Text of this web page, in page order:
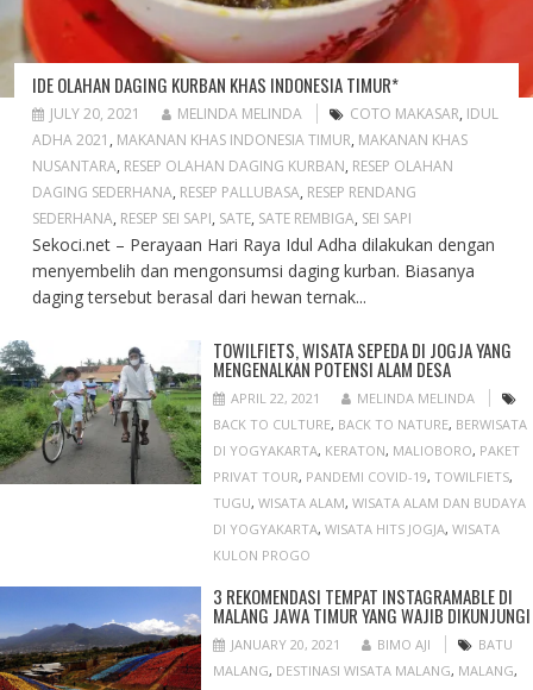
IDE OLAHAN DAGING KURBAN KHAS INDONESIA TIMUR*
JULY 20, 2021 MELINDA MELINDA COTO MAKASAR, IDUL
ADHA 2021 , MAKANAN KHAS INDONESIA TIMUR, MAKANAN KHAS
NUSANTARA, RESEP OLAHAN DAGING KURBAN, RESEP OLAHAN
DAGING SEDERHANA, RESEP PALLUBASA, RESEP RENDANG
SEDERHANA, RESEP SEI SAPI, SATE, SATE REMBIGA, SEI SAPI
Sekoci.net – Perayaan Hari Raya Idul Adha dilakukan dengan
menyembelih dan mengonsumsi daging kurban. Biasanya
daging tersebut berasal dari hewan ternak...
TOWILFIETS, WISATA SEPEDA DI JOGJA YANG
MENGENALKAN POTENSI ALAM DESA
APRIL 22, 2021
MELINDA MELINDA
BACK TO CULTURE, BACK TO NATURE, BERWISATA
DI YOGYAKARTA, KERATON, MALIOBORO, PAKET
PRIVAT TOUR, PANDEMI COVID-19,TOWILFIETS,
TUGU,WISATA ALAM,WISATA ALAM DAN BUDAYA
DI YOGYAKARTA,WISATA HITS JOGJA,WISATA
KULON PROGO
3 REKOMENDASI TEMPAT INSTAGRAMABLE DI
MALANG JAWA TIMUR YANG WAJIB DIKUNJUNGI
JANUARY 20, 2021 BIMO AJI
BATU
MALANG, DESTINASI WISATA MALANG, MALANG,